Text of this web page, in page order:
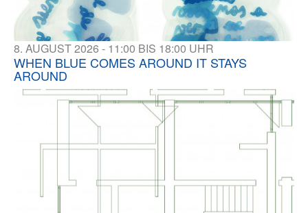
8. AUGUST 2026 - 11:00 BIS 18:00 UHR
WHEN BLUE COMES AROUND IT STAYS
AROUND